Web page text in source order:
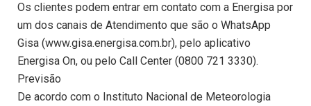
Os clientes podem entrar em contato com a Energisa por
um dos canais de Atendimento que são o WhatsApp
Gisa (www.gisa.energisa.com.br), pelo aplicativo
Energisa On, ou pelo Call Center (0800 721 3330).
Previsão
De acordo com o Instituto Nacional de Meteorologia